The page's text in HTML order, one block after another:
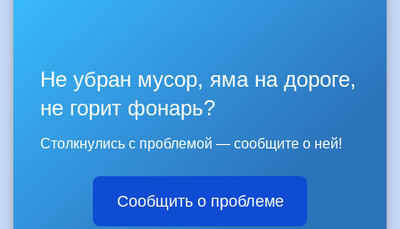
Не убран мусор, яма на дороге,
не горит фонарь?
Столкнулись с проблемой — сообщите о ней!
Сообщить о проблеме